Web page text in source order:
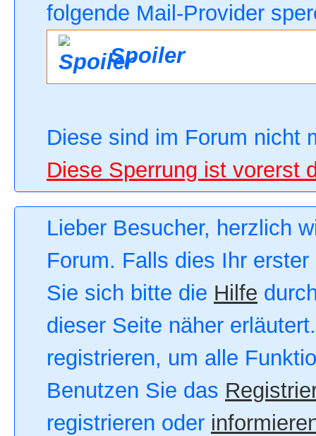
folgende Mail-Provider
Spoiler
Diese sind im Forum nicht
Diese Sperrung ist vorerst
Lieber Besucher, herzlich
Forum. Falls dies Ihr
Sie sich bitte die Hilfe
dieser Seite näher
registrieren, um alle
Benutzen Sie das
registrieren oder